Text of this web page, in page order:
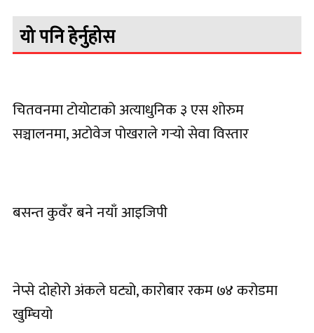
यो पनि हेर्नुहोस
चितवनमा टोयोटाको अत्याधुनिक ३ एस शोरुम
सञ्चालनमा, अटोवेज पोखराले गर्‍यो सेवा विस्तार
बसन्त कुवँर बने नयाँ आइजिपी
नेप्से दोहोरो अंकले घट्यो, कारोबार रकम ७४ करोडमा
खुम्चियो